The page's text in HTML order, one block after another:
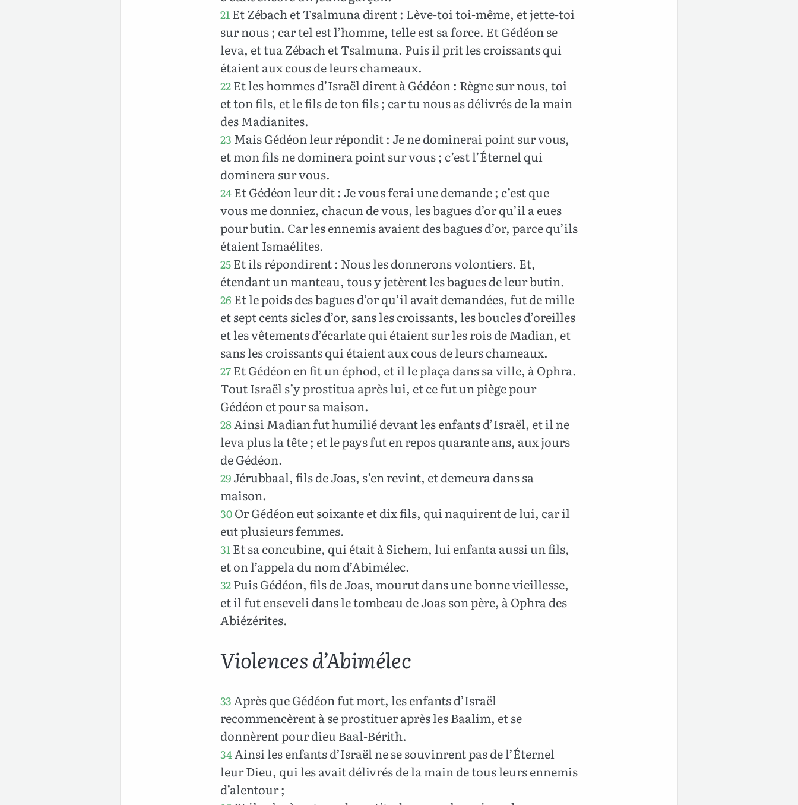
21Et Zébach et Tsalmuna dirent : Lève-toi toi-même, et jette-toi
sur nous ; car tel est l’homme, telle est sa force. Et Gédéon se
leva, et tua Zébach et Tsalmuna. Puis il prit les croissants qui
étaient aux cous de leurs chameaux.
22Et les hommes d’Israël dirent à Gédéon : Règne sur nous, toi
et ton fils, et le fils de ton fils ; car tu nous as délivrés de la main
des Madianites.
23 Mais Gédéon leur répondit : Je ne dominerai point sur vous,
et mon fils ne dominera point sur vous ; c’est l’Éternel qui
dominera sur vous.
24Et Gédéon leur dit : Je vous ferai une demande ; c’est que
vous me donniez, chacun de vous, les bagues d’or qu’il a eues
pour butin. Car les ennemis avaient des bagues d’or, parce qu’ils
étaient Ismaélites.
25Et ils répondirent : Nous les donnerons volontiers. Et,
étendant un manteau, tous y jetèrent les bagues de leur butin.
26 Et le poids des bagues d’or qu’il avait demandées, fut de mille
et sept cents sicles d’or, sans les croissants, les boucles d’oreilles
et les vêtements d’écarlate qui étaient sur les rois de Madian, et
sans les croissants qui étaient aux cous de leurs chameaux.
27Et Gédéon en fit un éphod, et il le plaça dans sa ville, à Ophra.
Tout Israël s’y prostitua après lui, et ce fut un piège pour
Gédéon et pour sa maison.
28Ainsi Madian fut humilié devant les enfants d’Israël, et il ne
leva plus la tête ; et le pays fut en repos quarante ans, aux jours
de Gédéon.
29Jérubbaal, fils de Joas, s’en revint, et demeura dans sa
maison.
30Or Gédéon eut soixante et dix fils, qui naquirent de lui, car il
eut plusieurs femmes.
31Et sa concubine, qui était à Sichem, lui enfanta aussi un fils,
et on l’appela du nom d’Abimélec.
32Puis Gédéon, fils de Joas, mourut dans une bonne vieillesse,
et il fut enseveli dans le tombeau de Joas son père, à Ophra des
Abiézérites.
Violences d’Abimélec
33Après que Gédéon fut mort, les enfants d’Israël
recommencèrent à se prostituer après les Baalim, et se
donnèrent pour dieu Baal-Bérith.
34Ainsi les enfants d’Israël ne se souvinrent pas de l’Éternel
leur Dieu, qui les avait délivrés de la main de tous leurs ennemis
d’alentour ;